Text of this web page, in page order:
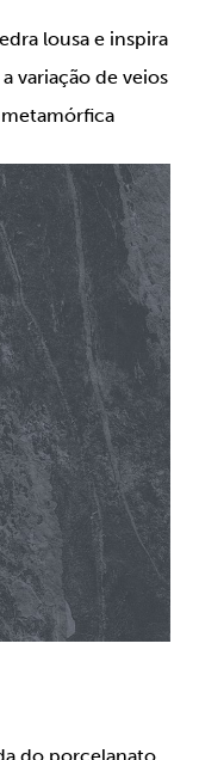
lousa e inspira
variação de veios